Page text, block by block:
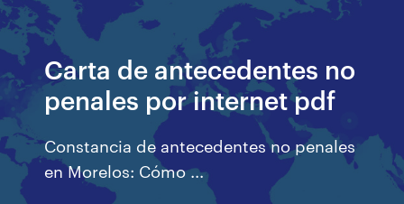
Carta de antecedentes no
penales por internet pdf
Constancia de antecedentes no penales
en Morelos: Cómo ...